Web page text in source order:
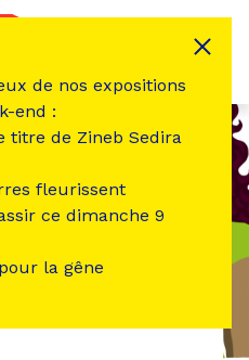
de nos expositions
end :
titre de Zineb Sedira
fleurissent
ce dimanche 9
la gêne